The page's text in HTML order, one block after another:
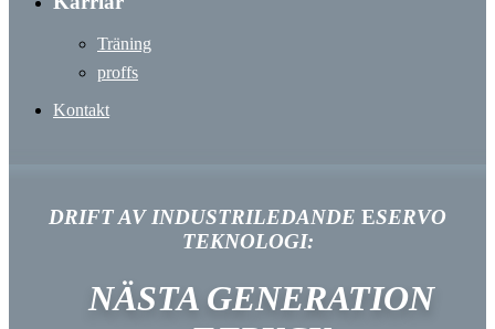
Träning
proffs
Kontakt
DRIFT AV INDUSTRILEDANDE ESERVO
TEKNOLOGI:
NÄSTA GENERATION